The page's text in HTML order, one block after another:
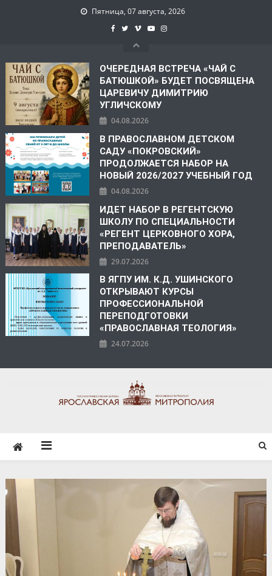
Пятница, 07 августа, 2026
ОЧЕРЕДНАЯ ВСТРЕЧА «ЧАЙ С
БАТЮШКОЙ» БУДЕТ ПОСВЯЩЕНА
ЦАРЕВИЧУ ДИМИТРИЮ
УГЛИЧСКОМУ
04.08.2026
В ПРАВОСЛАВНОМ ДЕТСКОМ
САДУ «ПОКРОВСКИЙ»
ПРОДОЛЖАЕТСЯ НАБОР НА
НОВЫЙ 2026/2027 УЧЕБНЫЙ ГОД
04.08.2026
ИДЕТ НАБОР В РЕГЕНТСКУЮ
ШКОЛУ ПО СПЕЦИАЛЬНОСТИ
«РЕГЕНТ ЦЕРКОВНОГО ХОРА,
ПРЕПОДАВАТЕЛЬ»
29.07.2026
В ЯГПУ ИМ. К.Д. УШИНСКОГО
ОТКРЫВАЮТ КУРСЫ
ПРОФЕССИОНАЛЬНОЙ
ПЕРЕПОДГОТОВКИ
«ПРАВОСЛАВНАЯ ТЕОЛОГИЯ»
24.07.2026